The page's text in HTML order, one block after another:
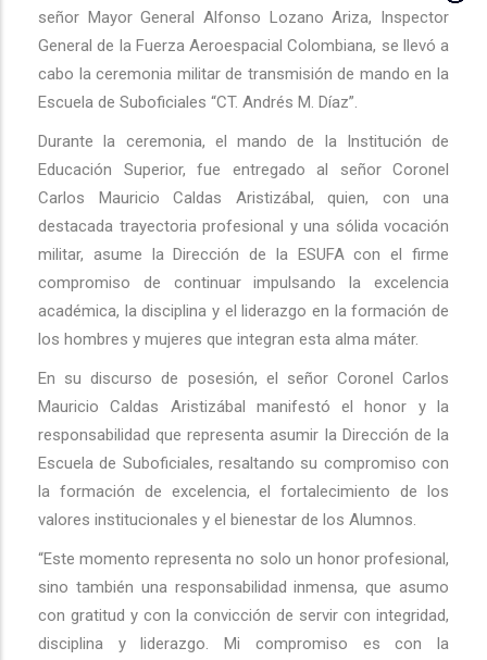
señor Mayor General Alfonso Lozano Ariza, Inspector
General de la Fuerza Aeroespacial Colombiana, se llevó a
cabo la ceremonia militar de transmisión de mando en la
Escuela de Suboficiales “CT. Andrés M. Díaz”.
Durante la ceremonia, el mando de la Institución de
Educación Superior, fue entregado al señor Coronel
Carlos Mauricio Caldas Aristizábal, quien, con una
destacada trayectoria profesional y una sólida vocación
militar, asume la Dirección de la ESUFA con el firme
compromiso de continuar impulsando la excelencia
académica, la disciplina y el liderazgo en la formación de
los hombres y mujeres que integran esta alma máter.
En su discurso de posesión, el señor Coronel Carlos
Mauricio Caldas Aristizábal manifestó el honor y la
responsabilidad que representa asumir la Dirección de la
Escuela de Suboficiales, resaltando su compromiso con
la formación de excelencia, el fortalecimiento de los
valores institucionales y el bienestar de los Alumnos.
“Este momento representa no solo un honor profesional,
sino también una responsabilidad inmensa, que asumo
con gratitud y con la convicción de servir con integridad,
disciplina y liderazgo. Mi compromiso es con la